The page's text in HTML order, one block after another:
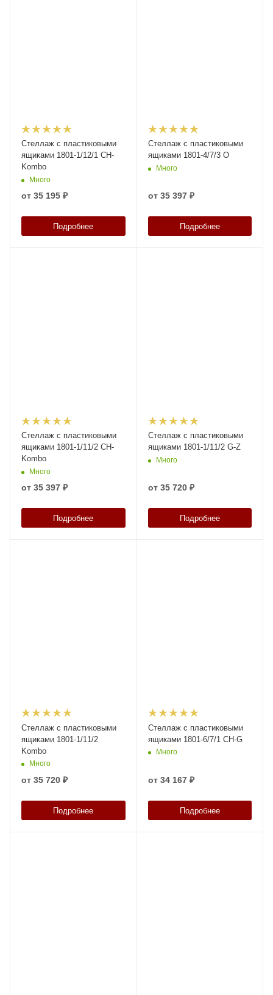
Стеллаж с пластиковыми
ящиками 1801-1/12/1 CH-
Kombo
Много
от 35 195 ₽
Подробнее
Стеллаж с пластиковыми
ящиками 1801-4/7/3 O
Много
от 35 397 ₽
Подробнее
Стеллаж с пластиковыми
ящиками 1801-1/11/2 CH-
Kombo
Много
от 35 397 ₽
Подробнее
Стеллаж с пластиковыми
ящиками 1801-1/11/2 G-Z
Много
от 35 720 ₽
Подробнее
Стеллаж с пластиковыми
ящиками 1801-1/11/2
Kombo
Много
от 35 720 ₽
Подробнее
Стеллаж с пластиковыми
ящиками 1801-6/7/1 CH-G
Много
от 34 167 ₽
Подробнее